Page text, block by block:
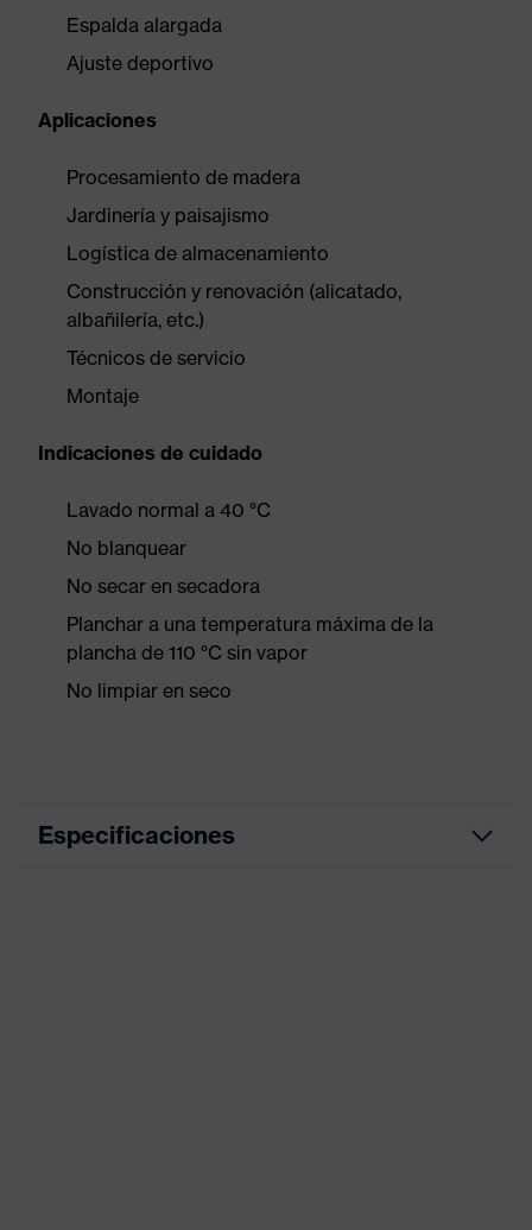
Espalda alargada
Ajuste deportivo
Aplicaciones
Procesamiento de madera
Jardinería y paisajismo
Logística de almacenamiento
Construcción y renovación (alicatado,
albañilería, etc.)
Técnicos de servicio
Montaje
Indicaciones de cuidado
Lavado normal a 40 °C
No blanquear
No secar en secadora
Planchar a una temperatura máxima de la
plancha de 110 °C sin vapor
No limpiar en seco
Especificaciones